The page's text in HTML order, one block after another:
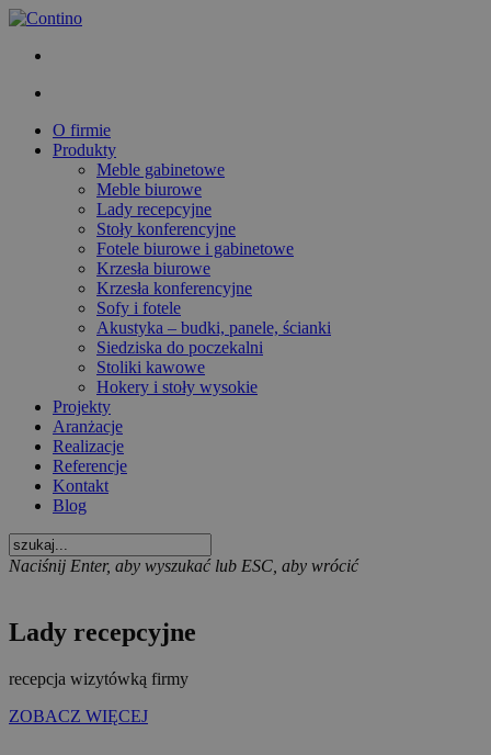
O firmie
Produkty
Meble gabinetowe
Meble biurowe
Lady recepcyjne
Stoły konferencyjne
Fotele biurowe i gabinetowe
Krzesła biurowe
Krzesła konferencyjne
Sofy i fotele
Akustyka – budki, panele, ścianki
Siedziska do poczekalni
Stoliki kawowe
Hokery i stoły wysokie
Projekty
Aranżacje
Realizacje
Referencje
Kontakt
Blog
Naciśnij Enter, aby wyszukać lub ESC, aby wrócić
Lady recepcyjne
recepcja wizytówką firmy
ZOBACZ WIĘCEJ